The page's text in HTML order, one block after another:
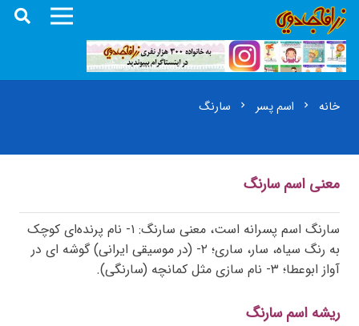
خانه chevron_right اسم پسر chevron_right سارنگ
معنی اسم سارنگ
سارنگ اسم پسرانه است، معنی سارنگ: ۱- نام پرنده‌ای کوچک
به رنگ سیاه، سار، ساری؛ ۲- (در موسیقی ایرانی) گوشه ای در
آواز ابوعطا؛ ۳- نام سازی مثل کمانچه (سارنگی).
ریشه اسم سارنگ